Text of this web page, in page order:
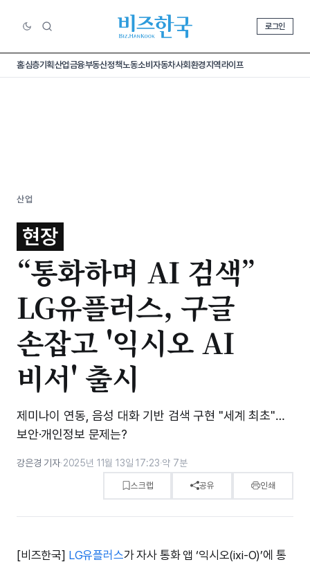
로그인
홈심층기획산업금융부동산정책노동소비 자동차사회환경지역라이프
산업
현장
“통화하며 AI 검색”
LG유플러스, 구글
손잡고 '익시오 AI
비서' 출시
제미나이 연동, 음성 대화 기반 검색 구현 "세계 최초"…
보안·개인정보 문제는?
강은경 기자·2025년 11월 13일 17:23·약 7분
스크랩 공유 인쇄
[비즈한국] LG유플러스가 자사 통화 앱 ‘익시오(ixi-O)’에 통